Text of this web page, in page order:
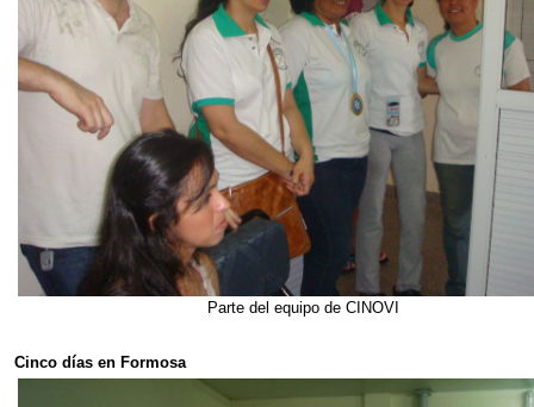
Parte del equipo de CINOVI
Cinco días en Formosa